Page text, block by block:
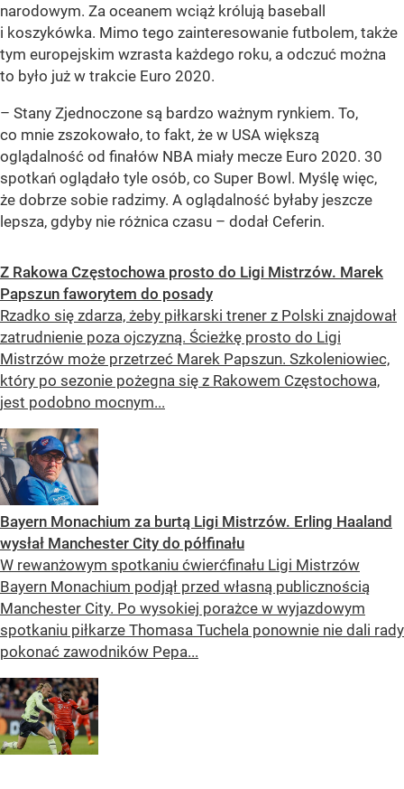
narodowym. Za oceanem wciąż królują baseball
i koszykówka. Mimo tego zainteresowanie futbolem, także
tym europejskim wzrasta każdego roku, a odczuć można
to było już w trakcie Euro 2020.
– Stany Zjednoczone są bardzo ważnym rynkiem. To,
co mnie zszokowało, to fakt, że w USA większą
oglądalność od finałów NBA miały mecze Euro 2020. 30
spotkań oglądało tyle osób, co Super Bowl. Myślę więc,
że dobrze sobie radzimy. A oglądalność byłaby jeszcze
lepsza, gdyby nie różnica czasu – dodał Ceferin.
Z Rakowa Częstochowa prosto do Ligi Mistrzów. Marek
Papszun faworytem do posady
Rzadko się zdarza, żeby piłkarski trener z Polski znajdował
zatrudnienie poza ojczyzną. Ścieżkę prosto do Ligi
Mistrzów może przetrzeć Marek Papszun. Szkoleniowiec,
który po sezonie pożegna się z Rakowem Częstochowa,
jest podobno mocnym...
Bayern Monachium za burtą Ligi Mistrzów. Erling Haaland
wysłał Manchester City do półfinału
W rewanżowym spotkaniu ćwierćfinału Ligi Mistrzów
Bayern Monachium podjął przed własną publicznością
Manchester City. Po wysokiej porażce w wyjazdowym
spotkaniu piłkarze Thomasa Tuchela ponownie nie dali rady
pokonać zawodników Pepa...